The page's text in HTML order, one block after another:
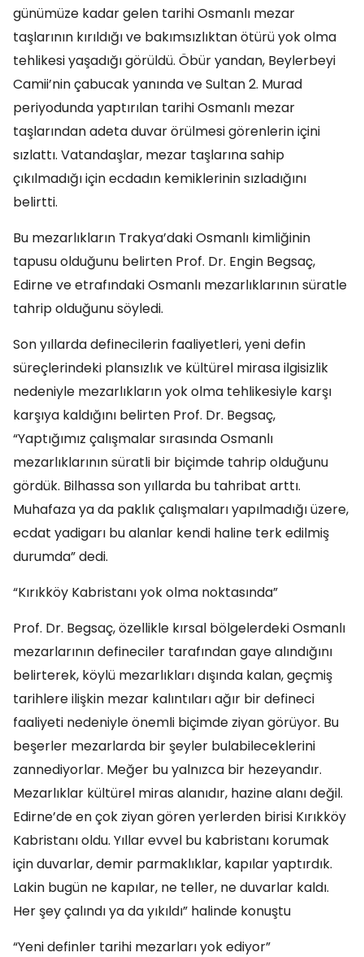
günümüze kadar gelen tarihi Osmanlı mezar
taşlarının kırıldığı ve bakımsızlıktan ötürü yok olma
tehlikesi yaşadığı görüldü. Öbür yandan, Beylerbeyi
Camii’nin çabucak yanında ve Sultan 2. Murad
periyodunda yaptırılan tarihi Osmanlı mezar
taşlarından adeta duvar örülmesi görenlerin içini
sızlattı. Vatandaşlar, mezar taşlarına sahip
çıkılmadığı için ecdadın kemiklerinin sızladığını
belirtti.
Bu mezarlıkların Trakya’daki Osmanlı kimliğinin
tapusu olduğunu belirten Prof. Dr. Engin Begsaç,
Edirne ve etrafındaki Osmanlı mezarlıklarının süratle
tahrip olduğunu söyledi.
Son yıllarda definecilerin faaliyetleri, yeni defin
süreçlerindeki plansızlık ve kültürel mirasa ilgisizlik
nedeniyle mezarlıkların yok olma tehlikesiyle karşı
karşıya kaldığını belirten Prof. Dr. Begsaç,
“Yaptığımız çalışmalar sırasında Osmanlı
mezarlıklarının süratli bir biçimde tahrip olduğunu
gördük. Bilhassa son yıllarda bu tahribat arttı.
Muhafaza ya da paklık çalışmaları yapılmadığı üzere,
ecdat yadigarı bu alanlar kendi haline terk edilmiş
durumda” dedi.
“Kırıkköy Kabristanı yok olma noktasında”
Prof. Dr. Begsaç, özellikle kırsal bölgelerdeki Osmanlı
mezarlarının defineciler tarafından gaye alındığını
belirterek, köylü mezarlıkları dışında kalan, geçmiş
tarihlere ilişkin mezar kalıntıları ağır bir defineci
faaliyeti nedeniyle önemli biçimde ziyan görüyor. Bu
beşerler mezarlarda bir şeyler bulabileceklerini
zannediyorlar. Meğer bu yalnızca bir hezeyandır.
Mezarlıklar kültürel miras alanıdır, hazine alanı değil.
Edirne’de en çok ziyan gören yerlerden birisi Kırıkköy
Kabristanı oldu. Yıllar evvel bu kabristanı korumak
için duvarlar, demir parmaklıklar, kapılar yaptırdık.
Lakin bugün ne kapılar, ne teller, ne duvarlar kaldı.
Her şey çalındı ya da yıkıldı” halinde konuştu
“Yeni definler tarihi mezarları yok ediyor”